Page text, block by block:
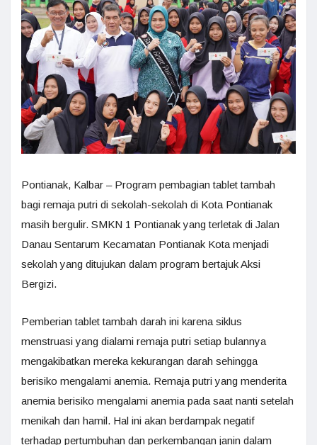
Pontianak, Kalbar – Program pembagian tablet tambah
bagi remaja putri di sekolah-sekolah di Kota Pontianak
masih bergulir. SMKN 1 Pontianak yang terletak di Jalan
Danau Sentarum Kecamatan Pontianak Kota menjadi
sekolah yang ditujukan dalam program bertajuk Aksi
Bergizi.
Pemberian tablet tambah darah ini karena siklus
menstruasi yang dialami remaja putri setiap bulannya
mengakibatkan mereka kekurangan darah sehingga
berisiko mengalami anemia. Remaja putri yang menderita
anemia berisiko mengalami anemia pada saat nanti setelah
menikah dan hamil. Hal ini akan berdampak negatif
terhadap pertumbuhan dan perkembangan janin dalam